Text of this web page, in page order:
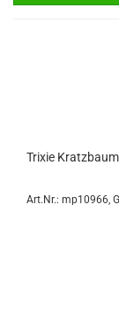
Trixie
Art.Nr.: mp10966